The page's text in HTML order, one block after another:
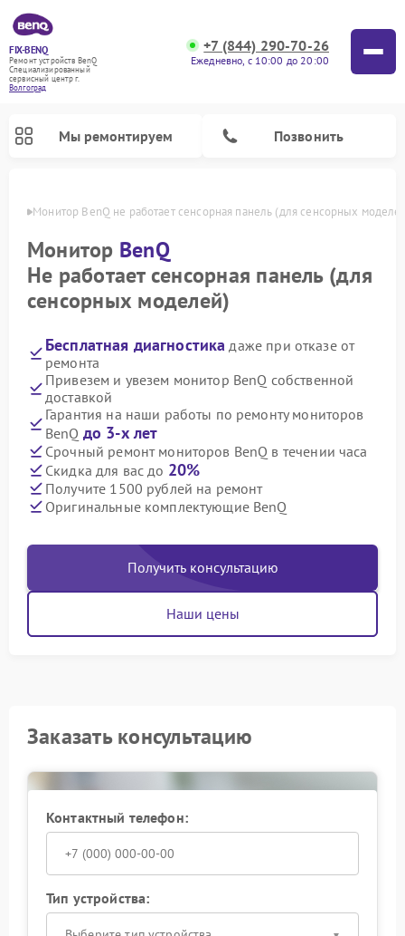
FIX-BENQ
Ремонт устройств BenQ
Специализированный
cервисный центр г.
Волгоград
+7 (844) 290-70-26
Ежедневно, с 10:00 до 20:00
Мы ремонтируем Позвонить
Монитор BenQ не работает сенсорная панель (для сенсорных
Монитор BenQ
Не работает сенсорная панель (для
сенсорных моделей)
Бесплатная диагностика даже при отказе от
ремонта
Привезем и увезем монитор BenQ собственной
доставкой
Гарантия на наши работы по ремонту мониторов
BenQ до 3-х лет
Срочный ремонт мониторов BenQ в течении часа
Скидка для вас до 20%
Получите 1500 рублей на ремонт
Оригинальные комплектующие BenQ
Получить консультацию
Наши цены
Заказать консультацию
Контактный телефон:
Тип устройства: